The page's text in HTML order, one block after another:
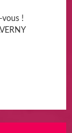
vous !